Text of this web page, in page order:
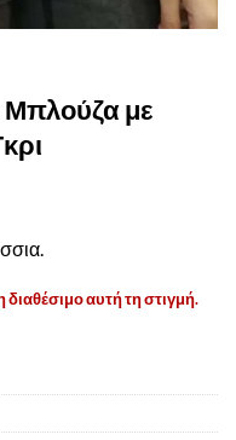
Μπλούζα με
διαθέσιμο αυτή τη στιγμή.